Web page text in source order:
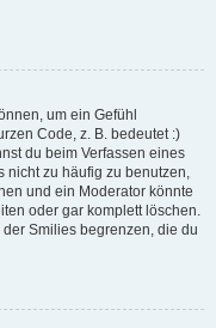
um ein Gefühl
Code, z. B. bedeutet :)
du beim Verfassen eines
nicht zu häufig zu benutzen,
und ein Moderator könnte
oder gar komplett löschen.
Smilies begrenzen, die du